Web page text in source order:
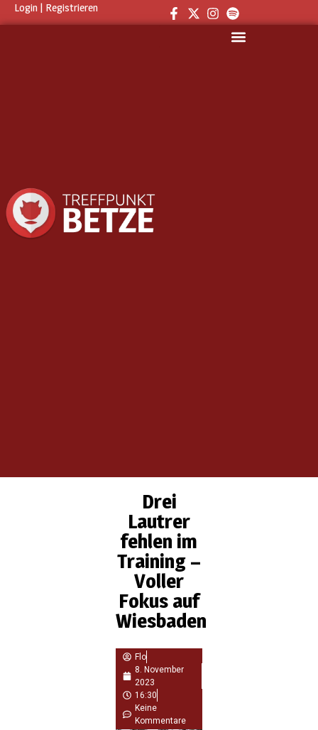
Login | Registrieren
Drei
Lautrer
fehlen im
Training –
Voller
Fokus auf
Wiesbaden
Flo
8. November
2023
16:30
Keine
Kommentare